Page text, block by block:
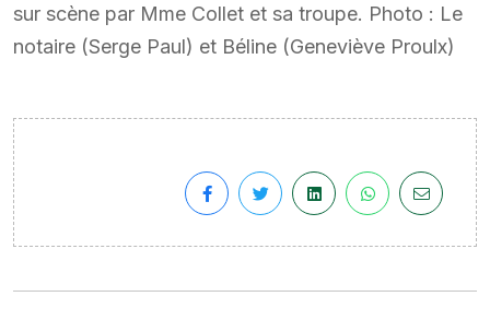
sur scène par Mme Collet et sa troupe. Photo : Le
notaire (Serge Paul) et Béline (Geneviève Proulx)